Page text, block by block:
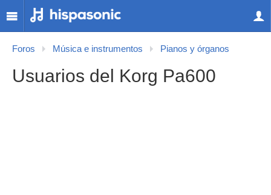
Foros Música e instrumentos Pianos y órganos
Usuarios del Korg Pa600